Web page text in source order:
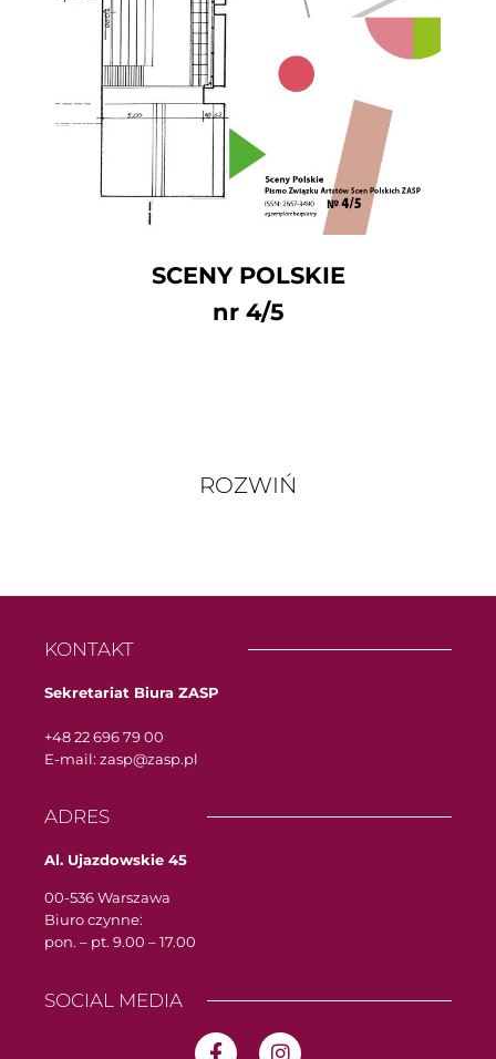
SCENY POLSKIE
nr 4/5
ROZWIŃ
KONTAKT
Sekretariat Biura ZASP
+48 22 696 79 00
E-mail: zasp@zasp.pl
ADRES
Al. Ujazdowskie 45
00-536 Warszawa
Biuro czynne:
pon. – pt. 9.00 – 17.00
SOCIAL MEDIA